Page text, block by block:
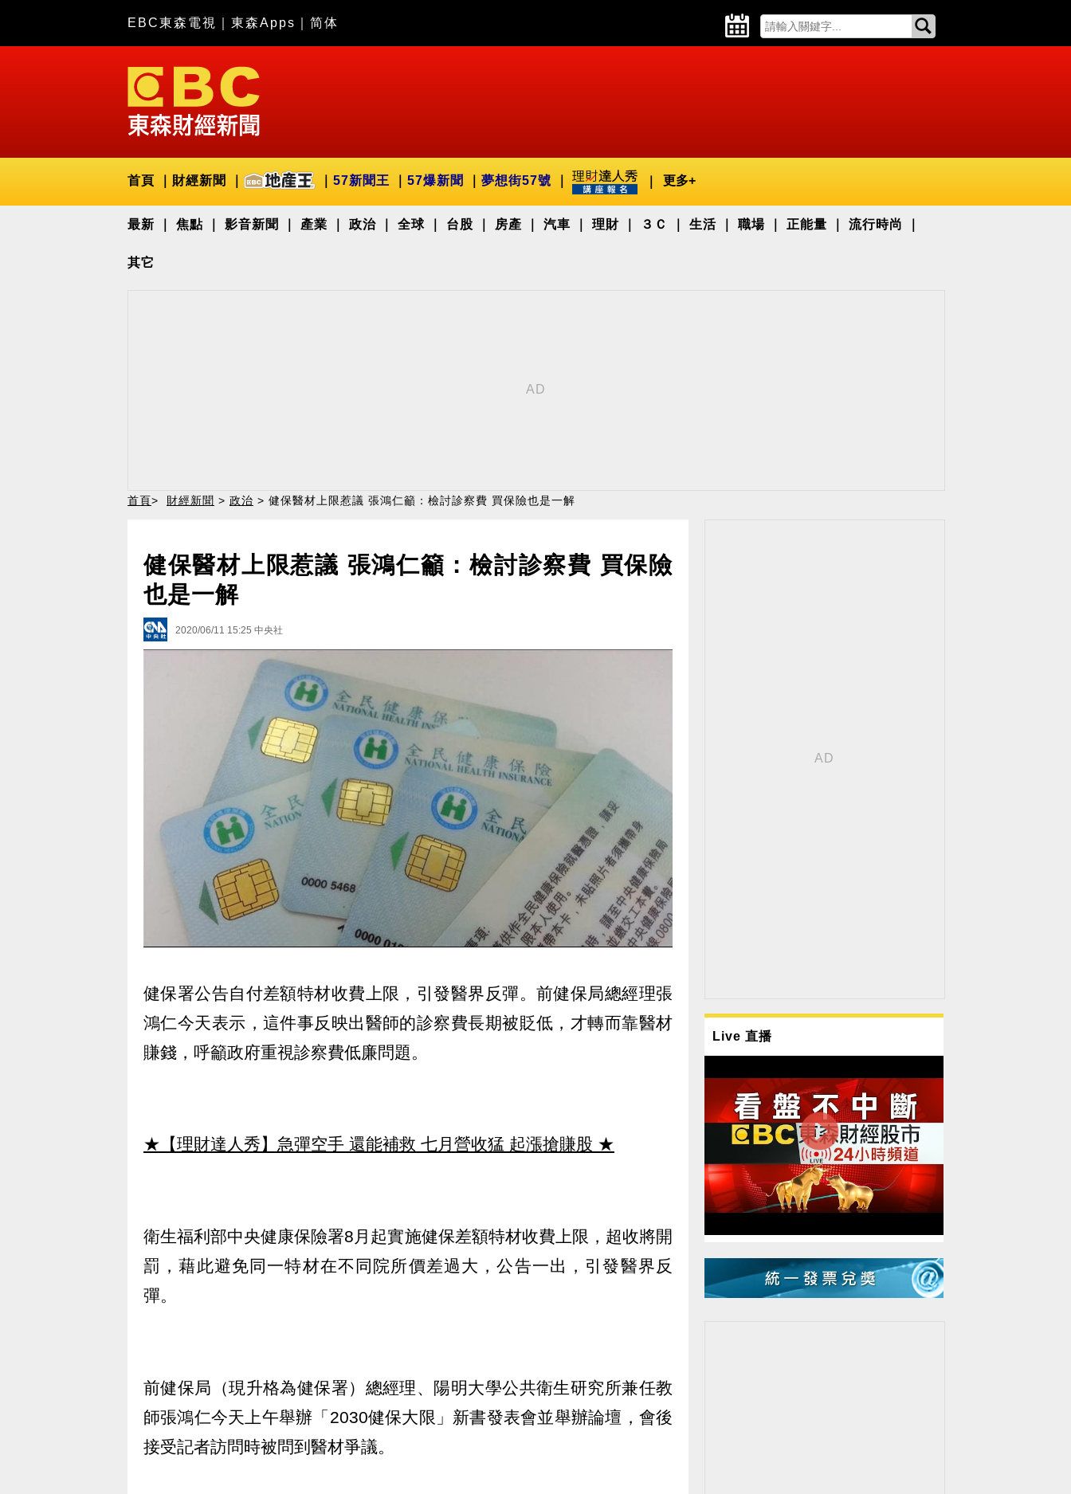
EBC東森電視 東森Apps 简体
首頁 財經新聞 57新聞王 57爆新聞 夢想街57號 更多+
最新 焦點 影音新聞 產業 政治 全球 台股 房產 汽車 理財 ３Ｃ 生活 職場 正能量 流行時尚
其它
首頁> 財經新聞 > 政治 > 健保醫材上限惹議 張鴻仁籲：檢討診察費 買保險也是一解
健保醫材上限惹議 張鴻仁籲：檢討診察費 買保險
也是一解
2020/06/11 15:25 中央社
健保署公告自付差額特材收費上限，引發醫界反彈。前健保局總經理張
鴻仁今天表示，這件事反映出醫師的診察費長期被貶低，才轉而靠醫材
賺錢，呼籲政府重視診察費低廉問題。
★【理財達人秀】急彈空手 還能補救 七月營收猛 起漲搶賺股 ★
衛生福利部中央健康保險署8月起實施健保差額特材收費上限，超收將開
罰，藉此避免同一特材在不同院所價差過大，公告一出，引發醫界反
彈。
前健保局（現升格為健保署）總經理、陽明大學公共衛生研究所兼任教
師張鴻仁今天上午舉辦「2030健保大限」新書發表會並舉辦論壇，會後
接受記者訪問時被問到醫材爭議。
Live 直播